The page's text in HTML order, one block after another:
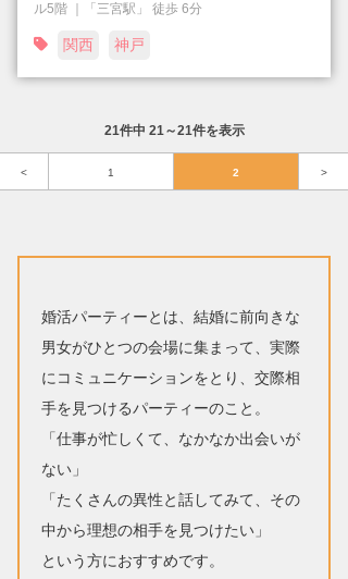
ル5階 ｜「三宮駅」 徒歩 6分
関西 神戸
21件中 21～21件を表示
< 1 2 >
婚活パーティーとは、結婚に前向きな
男女がひとつの会場に集まって、実際
にコミュニケーションをとり、交際相
手を見つけるパーティーのこと。
「仕事が忙しくて、なかなか出会いが
ない」
「たくさんの異性と話してみて、その
中から理想の相手を見つけたい」
という方におすすめです。